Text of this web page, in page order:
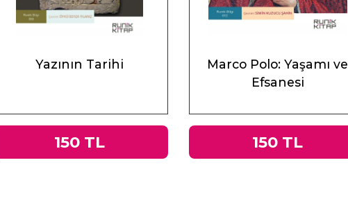
Yazının Tarihi
150 TL
Marco Polo: Yaşamı ve
Efsanesi
150 TL